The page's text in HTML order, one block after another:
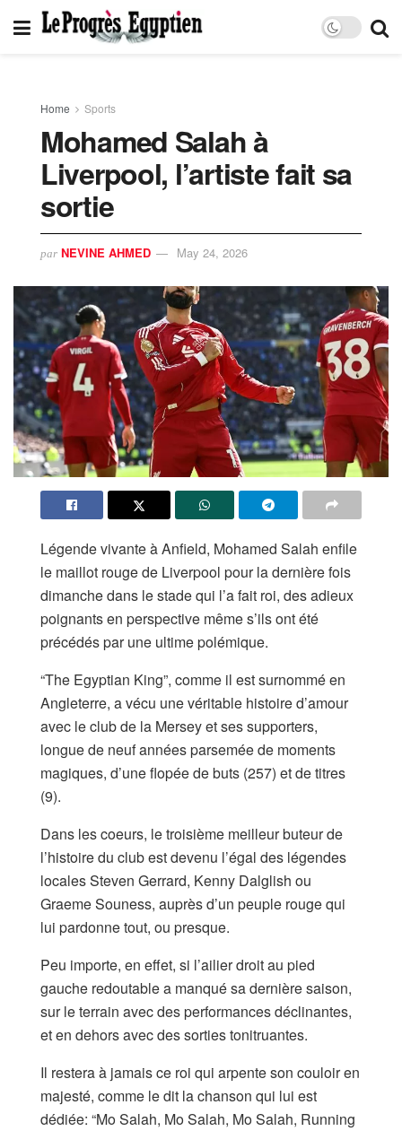
Home Sports
Mohamed Salah à
Liverpool, l’artiste fait sa
sortie
par NEVINE AHMED May 24, 2026
Légende vivante à Anfield, Mohamed Salah enfile
le maillot rouge de Liverpool pour la dernière fois
dimanche dans le stade qui l’a fait roi, des adieux
poignants en perspective même s’ils ont été
précédés par une ultime polémique.
“The Egyptian King”, comme il est surnommé en
Angleterre, a vécu une véritable histoire d’amour
avec le club de la Mersey et ses supporters,
longue de neuf années parsemée de moments
magiques, d’une flopée de buts (257) et de titres
(9).
Dans les coeurs, le troisième meilleur buteur de
l’histoire du club est devenu l’égal des légendes
locales Steven Gerrard, Kenny Dalglish ou
Graeme Souness, auprès d’un peuple rouge qui
lui pardonne tout, ou presque.
Peu importe, en effet, si l’ailier droit au pied
gauche redoutable a manqué sa dernière saison,
sur le terrain avec des performances déclinantes,
et en dehors avec des sorties tonitruantes.
Il restera à jamais ce roi qui arpente son couloir en
majesté, comme le dit la chanson qui lui est
dédiée: “Mo Salah, Mo Salah, Mo Salah, Running